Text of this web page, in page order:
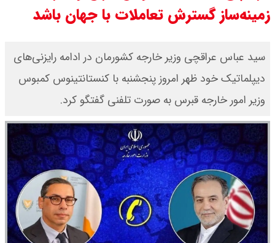
چرا معوقات بازنشستگان تامین
اجتماعی پرداخت نمی شود؟
جزئیات عرضه اولیه احیا در فرابورس
اعلام شد
زمینه‌ساز گسترش تعاملات با جهان باشد
سید عباس عراقچی وزیر خارجه کشورمان در ادامه رایزنی‌های
دیپلماتیک خود ظهر امروز پنجشنبه با کنستانتینوس کمبوس
وزیر امور خارجه قبرس به صورت تلفنی گفتگو کرد.